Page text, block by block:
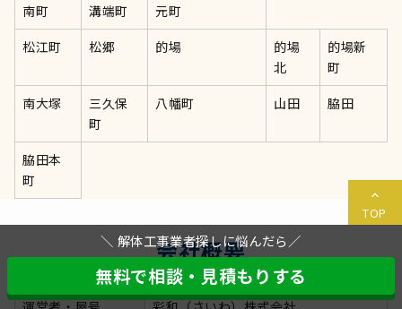
南町 溝端町
元町
松江町
松郷 的場
的場
北
的場新
町
南大塚
三久保
町
八幡町 山田 脇田
脇田本
町
会社概要
TOP
＼ 解体工事業者探しに悩んだら／
無料で相談・見積もりする